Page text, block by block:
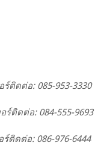
ร์ติดต่อ: 085-953-3330
ร์ติดต่อ: 084-555-9693
ร์ติดต่อ: 086-976-6444